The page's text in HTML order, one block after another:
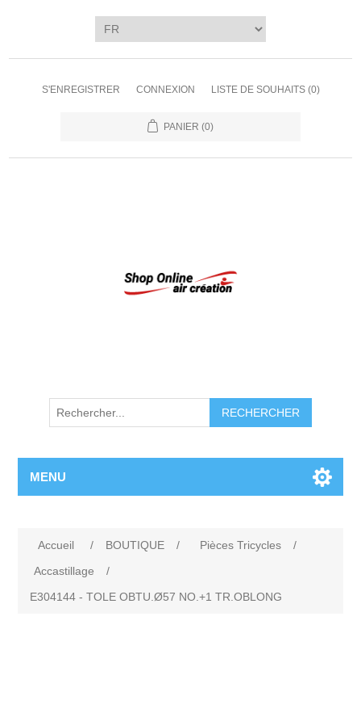
S'ENREGISTRER CONNEXION LISTE DE SOUHAITS (0)
PANIER (0)
RECHERCHER
MENU
Accueil / BOUTIQUE / Pièces Tricycles
/
Accastillage
/
E304144 - TOLE OBTU.Ø57 NO.+1 TR.OBLONG